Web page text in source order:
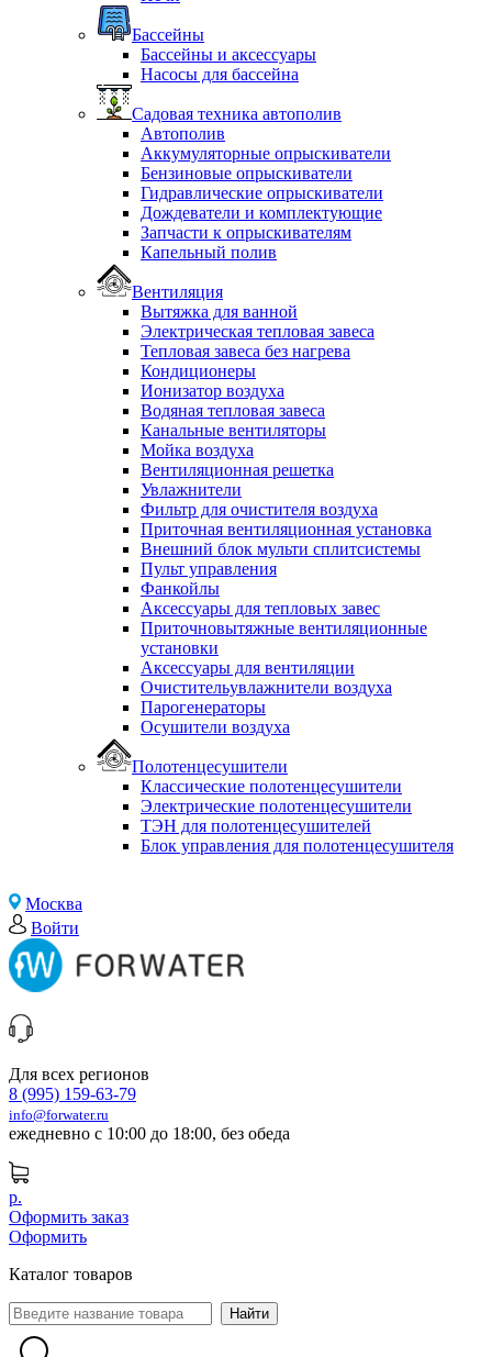
Бассейны
Бассейны и аксессуары
Насосы для бассейна
Садовая техника автополив
Автополив
Аккумуляторные опрыскиватели
Бензиновые опрыскиватели
Гидравлические опрыскиватели
Дождеватели и комплектующие
Запчасти к опрыскивателям
Капельный полив
Вентиляция
Вытяжка для ванной
Электрическая тепловая завеса
Тепловая завеса без нагрева
Кондиционеры
Ионизатор воздуха
Водяная тепловая завеса
Канальные вентиляторы
Мойка воздуха
Вентиляционная решетка
Увлажнители
Фильтр для очистителя воздуха
Приточная вентиляционная установка
Внешний блок мульти сплитсистемы
Пульт управления
Фанкойлы
Аксессуары для тепловых завес
Приточновытяжные вентиляционные
установки
Аксессуары для вентиляции
Очистительувлажнители воздуха
Парогенераторы
Осушители воздуха
Полотенцесушители
Классические полотенцесушители
Электрические полотенцесушители
ТЭН для полотенцесушителей
Блок управления для полотенцесушителя
Москва
Войти
Для всех регионов
8 (995) 159-63-79
info@forwater.ru
ежедневно с 10:00 до 18:00, без обеда
р.
Оформить заказ
Оформить
Каталог товаров